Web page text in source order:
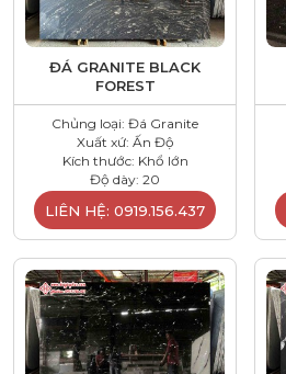
ĐÁ GRANITE BLACK
FOREST
Chủng loại: Đá Granite
Xuất xứ: Ấn Độ
Kích thước: Khổ lớn
Độ dày: 20
LIÊN HỆ: 0919.156.437